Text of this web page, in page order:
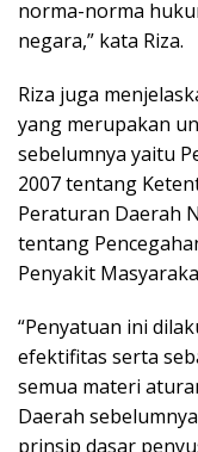
norma-norma
negara,” kata Riza.
Riza juga
yang merupakan
sebelumnya yaitu
2007 tentang
Peraturan Daerah
tentang
Penyakit
“Penyatuan ini
efektifitas serta
semua materi
Daerah
prinsip dasar